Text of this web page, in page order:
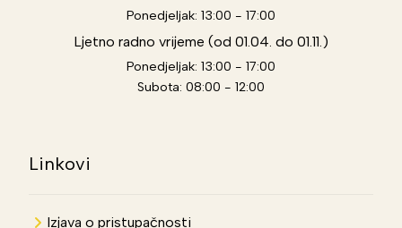
Ponedjeljak: 13:00 - 17:00
Ljetno radno vrijeme (od 01.04. do 01.11.)
Ponedjeljak: 13:00 - 17:00
Subota: 08:00 - 12:00
Linkovi
Izjava o pristupačnosti